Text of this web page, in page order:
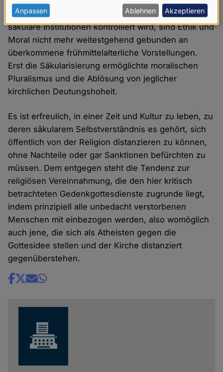
in modernen Gesellschaften kirchliche Macht durch
säkulare Institutionen kontrolliert wird, sind Ethik und
Moral nicht mehr weitestgehend gebunden an
überkommene frühmittelalterliche Vorstellungen.
Erst die Säkularisierung ermöglichte moralischen
Pluralismus und die Ablösung von jeglicher
kirchlichen Deutungshoheit.
Es ist erfreulich, in einer Zeit und Kultur zu leben, zu
deren säkularem Selbstverständnis es gehört, sich
öffentlich von der Religion distanzieren zu können,
ohne Nachteile oder gar Sanktionen befürchten zu
müssen. Dem entgegen steht die Tendenz zur
religiösen Vereinnahmung, die den hier kritisch
betrachteten Gedenkgottesdienste zugrunde liegt,
indem prinzipiell alle unbedacht verstorbenen
Menschen mit einbezogen werden, also womöglich
auch jene, die sich als Atheisten gegen die
Gottesidee stellen und der Kirche distanziert
gegenüberstehen.
Share
personenbezogenen
Daten
und
Cookies
Anpassen Ablehnen Akzeptieren